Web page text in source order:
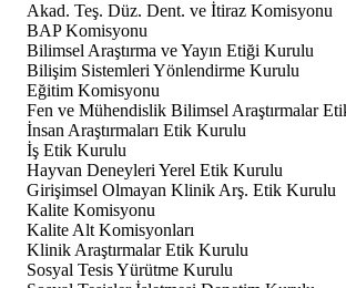
Akad. Teş. Düz. Dent. ve İtiraz Komisyonu
BAP Komisyonu
Bilimsel Araştırma ve Yayın Etiği Kurulu
Bilişim Sistemleri Yönlendirme Kurulu
Eğitim Komisyonu
Fen ve Mühendislik Bilimsel Araştırmalar
İnsan Araştırmaları Etik Kurulu
İş Etik Kurulu
Hayvan Deneyleri Yerel Etik Kurulu
Girişimsel Olmayan Klinik Arş. Etik Kurulu
Kalite Komisyonu
Kalite Alt Komisyonları
Klinik Araştırmalar Etik Kurulu
Sosyal Tesis Yürütme Kurulu